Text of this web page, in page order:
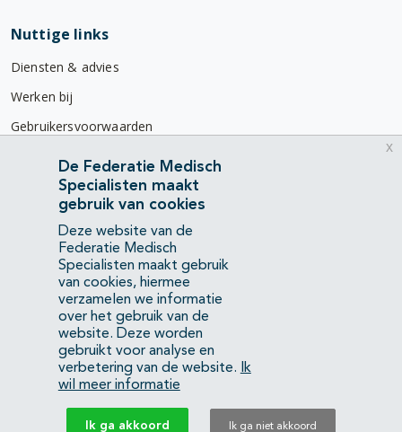
Nuttige links
Diensten & advies
Werken bij
Gebruikersvoorwaarden
Privacyverklaring
Contact
Mercatorlaan 1200
3528 BL Utrecht
(088) 505 34 34
info@richtlijnendatabase.nl
YouTubeLinkedIn
KvK Federatie Medisch Specialisten:40483480
De Federatie Medisch
Specialisten maakt
gebruik van cookies
Deze website van de
Federatie Medisch
Specialisten maakt gebruik
van cookies, hiermee
verzamelen we informatie
over het gebruik van de
website. Deze worden
gebruikt voor analyse en
verbetering van de website.
Ik
wil meer informatie
Ik ga akkoord Ik ga niet akkoord
x